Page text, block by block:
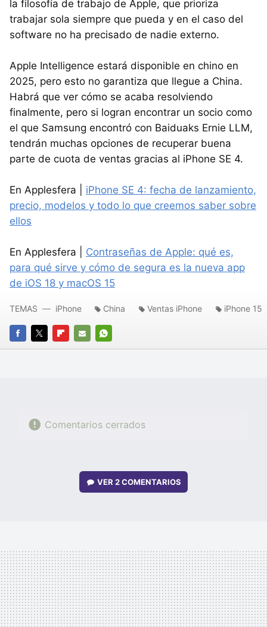
la filosofía de trabajo de Apple, que prioriza
trabajar sola siempre que pueda y en el caso del
software no ha precisado de nadie externo.
Apple Intelligence estará disponible en chino en
2025, pero esto no garantiza que llegue a China.
Habrá que ver cómo se acaba resolviendo
finalmente, pero si logran encontrar un socio como
el que Samsung encontró con Baiduaks Ernie LLM,
tendrán muchas opciones de recuperar buena
parte de cuota de ventas gracias al iPhone SE 4.
En Applesfera | iPhone SE 4: fecha de lanzamiento,
precio, modelos y todo lo que creemos saber sobre
ellos
En Applesfera | Contraseñas de Apple: qué es,
para qué sirve y cómo de segura es la nueva app
de iOS 18 y macOS 15
FACEBOOK
TWITTERFLIPBOARD
E-
WHATSAPP
TEMAS iPhone China Ventas iPhone iPhone 15
Comentarios cerrados
VER2 COMENTARIOS